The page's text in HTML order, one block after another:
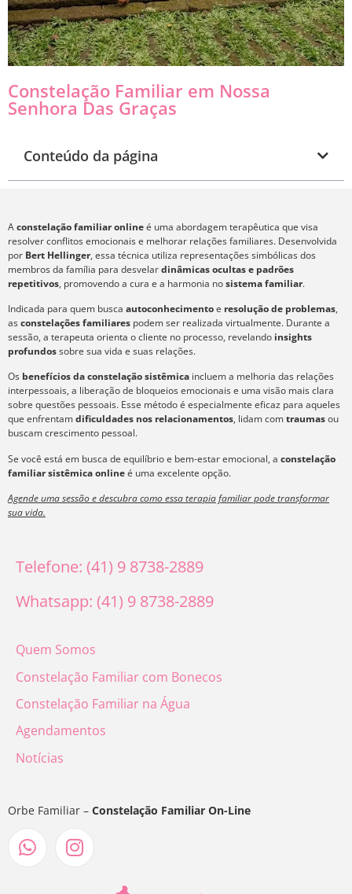
Constelação Familiar em Nossa
Senhora Das Graças
Conteúdo da página
Aconstelação familiar onlineé uma abordagem terapêutica que visa
resolver conflitos emocionais e melhorar relações familiares. Desenvolvida
por Bert Hellinger, essa técnica utiliza representações simbólicas dos
membros da família para desvelardinâmicas ocultas e padrões
repetitivos, promovendo a cura e a harmonia nosistema familiar.
Indicada para quem busca autoconhecimentoe resolução de problemas,
asconstelações familiares podem ser realizada virtualmente. Durante a
sessão, a terapeuta orienta o cliente no processo, revelando insights
profundossobre sua vida e suas relações.
Os benefícios da constelação sistêmica incluem a melhoria das relações
interpessoais, a liberação de bloqueios emocionais e uma visão mais clara
sobre questões pessoais. Esse método é especialmente eficaz para aqueles
que enfrentamdificuldades nos relacionamentos, lidam comtraumasou
buscam crescimento pessoal.
Se você está em busca de equilíbrio e bem-estar emocional, a constelação
familiar sistêmica onlineé uma excelente opção.
Agende uma sessão e descubra como essa terapia familiar pode transformar
sua vida.
Telefone: (41) 9 8738-2889
Whatsapp: (41) 9 8738-2889
Quem Somos
Constelação Familiar com Bonecos
Constelação Familiar na Água
Agendamentos
Notícias
Orbe Familiar – Constelação Familiar On-Line